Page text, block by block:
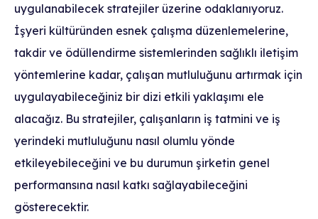
uygulanabilecek stratejiler üzerine odaklanıyoruz.
İşyeri kültüründen esnek çalışma düzenlemelerine,
takdir ve ödüllendirme sistemlerinden sağlıklı iletişim
yöntemlerine kadar, çalışan mutluluğunu artırmak için
uygulayabileceğiniz bir dizi etkili yaklaşımı ele
alacağız. Bu stratejiler, çalışanların iş tatmini ve iş
yerindeki mutluluğunu nasıl olumlu yönde
etkileyebileceğini ve bu durumun şirketin genel
performansına nasıl katkı sağlayabileceğini
gösterecektir.